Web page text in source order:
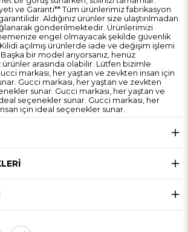
ve Garanti** Tüm ürünlerimiz fabrikasyon
Aldığınız ürünler size ulaştırılmadan
gönderilmektedir. Ürünlerimizi
engel olmayacak şekilde güvenlik
açılmış ürünlerde iade ve değişim işlemi
bir model arıyorsanız, henüz
arasında olabilir. Lütfen bizimle
markası, her yaştan ve zevkten insan için
Gucci markası, her yaştan ve zevkten
sunar. Gucci markası, her yaştan ve
seçenekler sunar. Gucci markası, her
için ideal seçenekler sunar.